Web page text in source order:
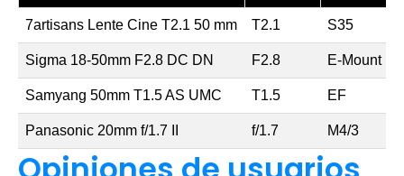
7artisans Lente Cine T2.1 50 mm T2.1 S35
Sigma 18-50mm F2.8 DC DN F2.8 E-Mount
Samyang 50mm T1.5 AS UMC T1.5 EF
Panasonic 20mm f/1.7 II f/1.7 M4/3